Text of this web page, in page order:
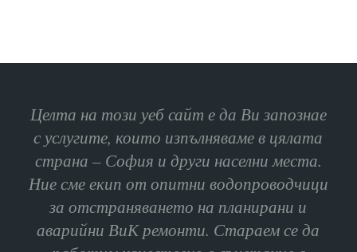
Целта на този уеб сайт е да Ви запознае
с услугите, които изпълняваме в цялата
страна – София и други населни места.
Ние сме екип от опитни водопроводчици
за отстраняването на планирани и
аварийни ВиК ремонти. Стараем се да